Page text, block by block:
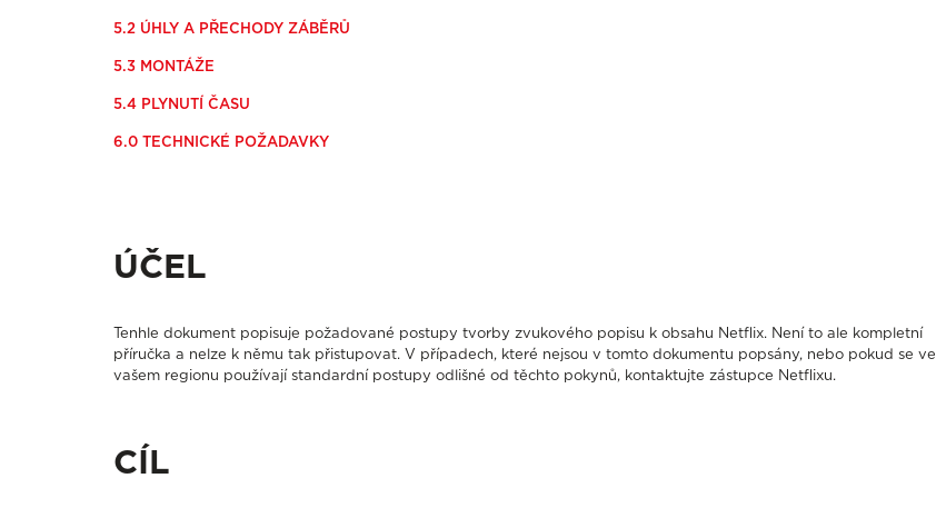
5.2 ÚHLY A PŘECHODY ZÁBĚRŮ
5.3 MONTÁŽE
5.4 PLYNUTÍ ČASU
6.0 TECHNICKÉ POŽADAVKY
ÚČEL
Tenhle dokument popisuje požadované postupy tvorby zvukového popisu k obsahu Netflix. Není to ale kompletní
příručka a nelze k němu tak přistupovat. V případech, které nejsou v tomto dokumentu popsány, nebo pokud se ve
vašem regionu používají standardní postupy odlišné od těchto pokynů, kontaktujte zástupce Netflixu.
CÍL